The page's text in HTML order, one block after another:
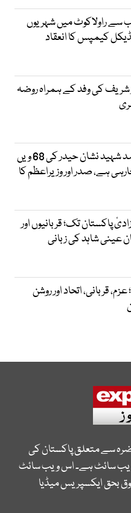
سے راولاکوٹ میں شہریوں
کیمپس کا انعقاد
شریف کی وفد کے ہمراہ روضہ
میجر طفیل محمد شہید نشان حیدر کی 68 ویں
ہے، صدر اور وزیراعظم کا
پاکستان تک؛ قربانیوں اور
عینی شاہد کی زبانی
عزم، قربانی، اتحاد اور روشن
سے متعلق پاکستان کی
سائٹ ہے۔ اس ویب سائٹ
بحق ایکسپریس میڈیا